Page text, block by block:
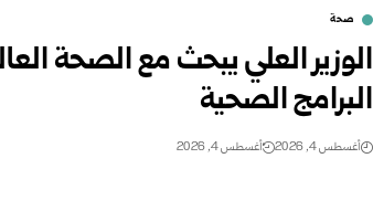
صحة
الوزير العلي يبحث مع الصحة
البرامج الصحية
أغسطس 4, 2026 أغسطس 4, 2026